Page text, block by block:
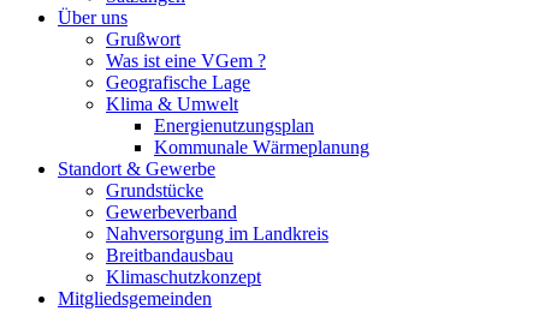
Über uns
Grußwort
Was ist eine VGem ?
Geografische Lage
Klima & Umwelt
Energienutzungsplan
Kommunale Wärmeplanung
Standort & Gewerbe
Grundstücke
Gewerbeverband
Nahversorgung im Landkreis
Breitbandausbau
Klimaschutzkonzept
Mitgliedsgemeinden